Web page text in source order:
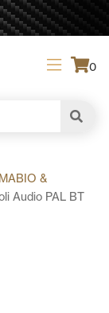
0
&
Audio PAL BT